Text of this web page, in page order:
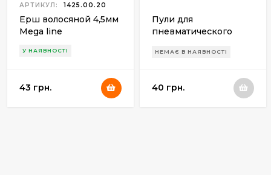
АРТИКУЛ: 1425.00.20
Ерш волосяной 4,5мм
Mega line
У НАЯВНОСТІ
43 грн.
Пули для
пневматического
Diabolo BOXER
НЕМАЄ В НАЯВНОСТІ
40 грн.